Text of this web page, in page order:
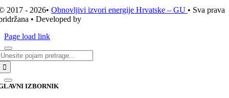
2017 - 2026•Obnovljivi izvori energije Hrvatske – GU • Sva prava
• Developed by
Page load link
IZBORNIK